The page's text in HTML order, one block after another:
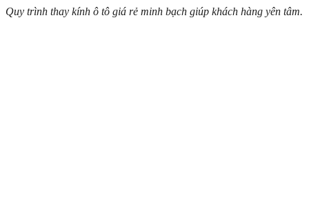
Quy trình thay kính ô tô giá rẻ minh bạch giúp khách hàng yên tâm.